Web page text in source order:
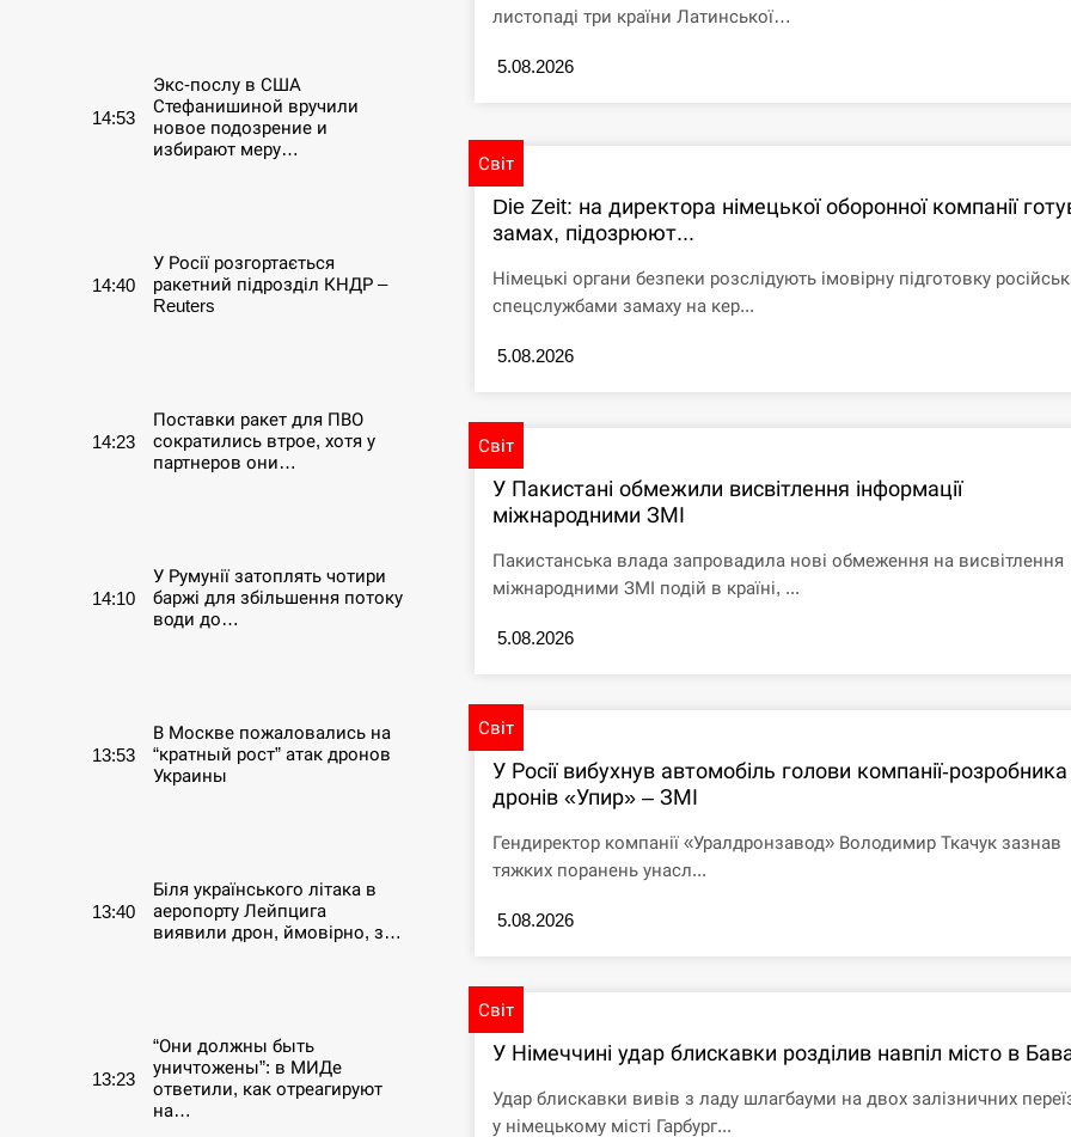
14:53
Экс-послу в США
Стефанишиной вручили
новое подозрение и
избирают меру…
14:40
У Росії розгортається
ракетний підрозділ КНДР –
Reuters
14:23
Поставки ракет для ПВО
сократились втрое, хотя у
партнеров они…
14:10
У Румунії затоплять чотири
баржі для збільшення потоку
води до…
13:53
В Москве пожаловались на
“кратный рост” атак дронов
Украины
13:40
Біля українського літака в
аеропорту Лейпцига
виявили дрон, ймовірно, з…
13:23
“Они должны быть
уничтожены”: в МИДе
ответили, как отреагируют
на…
листопаді три країни Латинської…
5.08.2026
Світ
Die Zeit: на директора німецької оборонної компанії
замах, підозрюют...
Німецькі органи безпеки розслідують імовірну підготовку
спецслужбами замаху на кер...
5.08.2026
Світ
У Пакистані обмежили висвітлення інформації
міжнародними ЗМІ
Пакистанська влада запровадила нові обмеження на висвітлення
міжнародними ЗМІ подій в країні, ...
5.08.2026
Світ
У Росії вибухнув автомобіль голови компанії-розробника
дронів «Упир» – ЗМІ
Гендиректор компанії «Уралдронзавод» Володимир Ткачук зазнав
тяжких поранень унасл...
5.08.2026
Світ
У Німеччині удар блискавки розділив навпіл місто в
Удар блискавки вивів з ладу шлагбауми на двох залізничних
у німецькому місті Гарбург...